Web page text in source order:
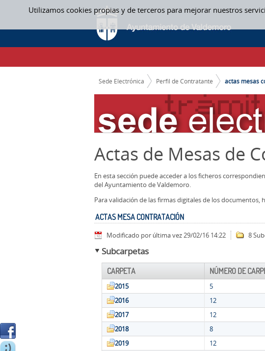
Utilizamos cookies propias y de terceros para mejorar nuestros
Saltar al contenido
ACTAS MESA CONTRATACIÓN - ACTAS MESAS
CAMINO DE MIGAS
Sede Electrónica Perfil de Contratante actas mesas
Actas de Mesas de
En esta sección puede acceder a los ficheros
del Ayuntamiento de Valdemoro.
Para validación de las firmas digitales de los documentos,
ACTAS MESA CONTRATACIÓN
Modificado por última vez 29/02/16 14:22 8
Subcarpetas
CARPETA NÚMERO DE
2015 5
2016
12
2017
12
2018
8
2019
12